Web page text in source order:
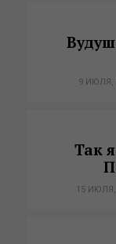
9 ИЮЛЯ,
Так
15 ИЮЛЯ,